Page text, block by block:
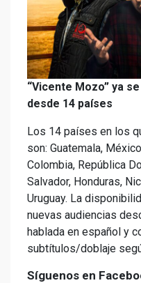
“Vicente Mozo” ya
desde 14 países
Los 14 países en los
son: Guatemala,
Colombia, República
Salvador, Honduras,
Uruguay. La
nuevas audiencias
hablada en español y
subtítulos/doblaje
Síguenos en